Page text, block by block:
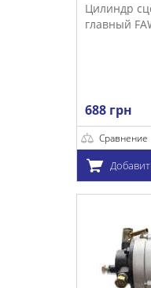
Цилиндр сцепления
главный FAW 1051, 1061
В Рассрочку
Добавить в корзину